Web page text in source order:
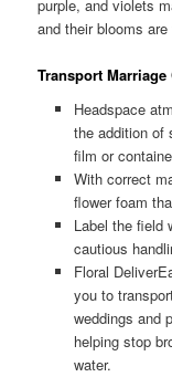
purple, and violets
and their blooms
Transport
Headspace
the addition of
film or
With correct
flower foam
Label the field
cautious
Floral
you to
weddings and
helping stop
water.